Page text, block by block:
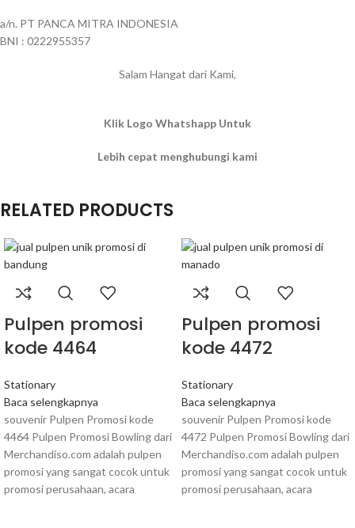
a/n. PT PANCA MITRA INDONESIA
BNI : 0222955357
Salam Hangat dari Kami,
Klik Logo Whatshapp Untuk
Lebih cepat menghubungi kami
RELATED PRODUCTS
Pulpen promosi
kode 4464
Stationary
Baca selengkapnya
souvenir Pulpen Promosi kode
4464 Pulpen Promosi Bowling dari
Merchandiso.com adalah pulpen
promosi yang sangat cocok untuk
promosi perusahaan, acara
Pulpen promosi
kode 4472
Stationary
Baca selengkapnya
souvenir Pulpen Promosi kode
4472 Pulpen Promosi Bowling dari
Merchandiso.com adalah pulpen
promosi yang sangat cocok untuk
promosi perusahaan, acara